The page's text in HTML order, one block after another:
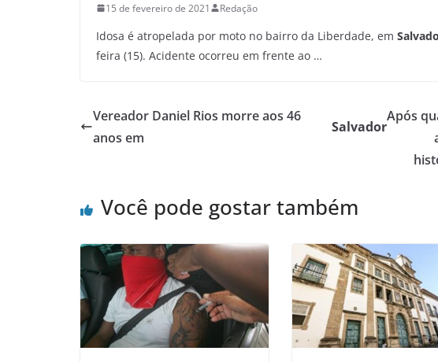
15 de fevereiro de 2021 Redação
Idosa é atropelada por moto no bairro da Liberdade, em
feira (15). Acidente ocorreu em frente ao …
Vereador Daniel Rios morre aos 46
anos em
Salvador
Após
Você pode gostar também